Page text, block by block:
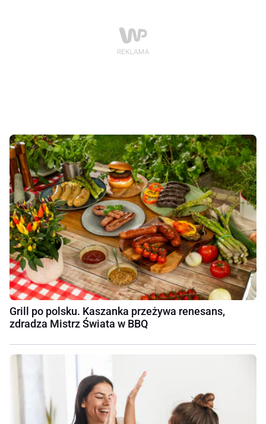
Grill po polsku. Kaszanka przeżywa renesans,
zdradza Mistrz Świata w BBQ